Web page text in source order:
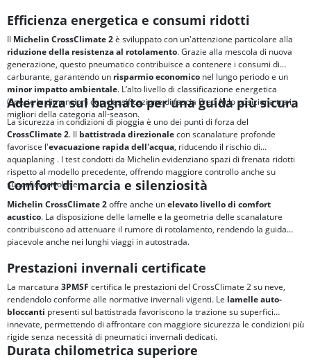
Efficienza energetica e consumi ridotti
Il Michelin CrossClimate 2è sviluppato con un'attenzione particolare alla
riduzione della resistenza al rotolamento. Grazie alla mescola di nuova
generazione, questo pneumatico contribuisce a contenere i consumi di
carburante, garantendo un risparmio economico nel lungo periodo e un
minor impatto ambientale. L’alto livello di classificazione energetica
(specie le dimensioni con classificazione di fascia B ed A) lo posiziona tra i
migliori della categoria all-season.
Aderenza sul bagnato per una guida più sicura
La sicurezza in condizioni di pioggia è uno dei punti di forza del
CrossClimate 2. Il battistrada direzionalecon scanalature profonde
favorisce l'evacuazione rapida dell'acqua, riducendo il rischio di
aquaplaning . I test condotti da Michelin evidenziano spazi di frenata ridotti
rispetto al modello precedente, offrendo maggiore controllo anche su
superfici scivolose.
Comfort di marcia e silenziosità
Michelin CrossClimate 2offre anche unelevato livello di comfort
acustico. La disposizione delle lamelle e la geometria delle scanalature
contribuiscono ad attenuare il rumore di rotolamento, rendendo la guida
piacevole anche nei lunghi viaggi in autostrada.
Prestazioni invernali certificate
La marcatura 3PMSF certifica le prestazioni del CrossClimate 2 su neve,
rendendolo conforme alle normative invernali vigenti. Le lamelle auto-
bloccanti presenti sul battistrada favoriscono la trazione su superfici
innevate, permettendo di affrontare con maggiore sicurezza le condizioni più
rigide senza necessità di pneumatici invernali dedicati.
Durata chilometrica superiore